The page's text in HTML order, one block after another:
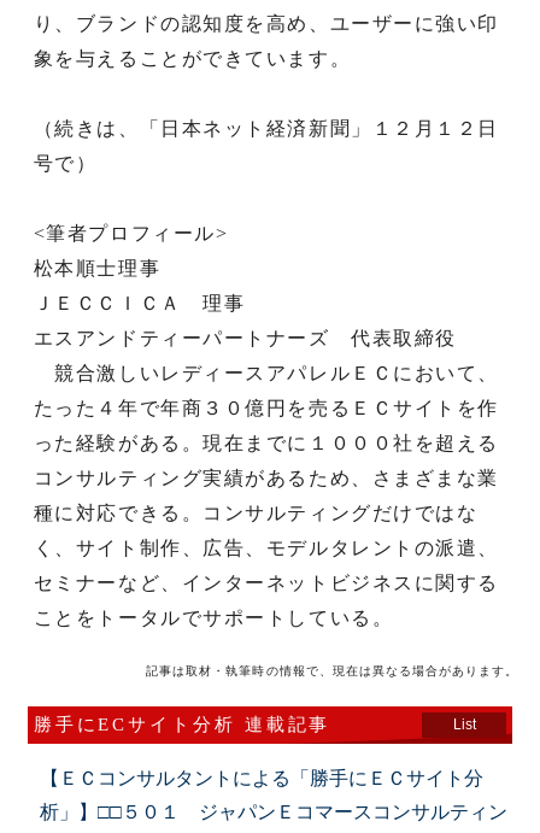
り、ブランドの認知度を高め、ユーザーに強い印
象を与えることができています。
（続きは、「日本ネット経済新聞」１２月１２日
号で）
<筆者プロフィール>
松本順士理事
ＪＥＣＣＩＣＡ 理事
エスアンドティーパートナーズ 代表取締役
競合激しいレディースアパレルＥＣにおいて、
たった４年で年商３０億円を売るＥＣサイトを作
った経験がある。現在までに１０００社を超える
コンサルティング実績があるため、さまざまな業
種に対応できる。コンサルティングだけではな
く、サイト制作、広告、モデルタレントの派遣、
セミナーなど、インターネットビジネスに関する
ことをトータルでサポートしている。
記事は取材・執筆時の情報で、現在は異なる場合があります。
勝手にECサイト分析 連載記事 List
【ＥＣコンサルタントによる「勝手にＥＣサイト分
析」】□□５０１ ジャパンＥコマースコンサルティン